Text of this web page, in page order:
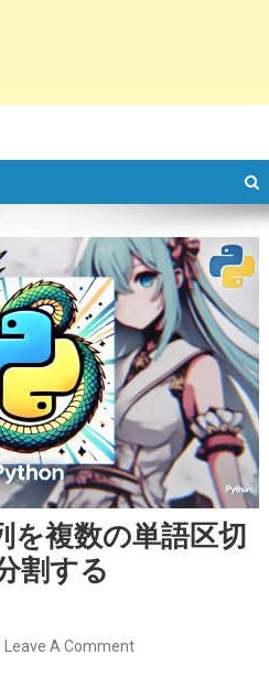
を複数の単語区切
割する
Leave A CommentOn